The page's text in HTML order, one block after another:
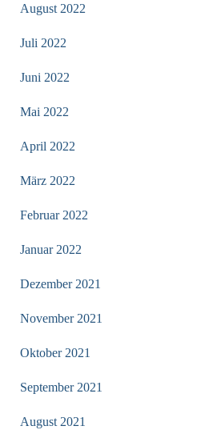
August 2022
Juli 2022
Juni 2022
Mai 2022
April 2022
März 2022
Februar 2022
Januar 2022
Dezember 2021
November 2021
Oktober 2021
September 2021
August 2021